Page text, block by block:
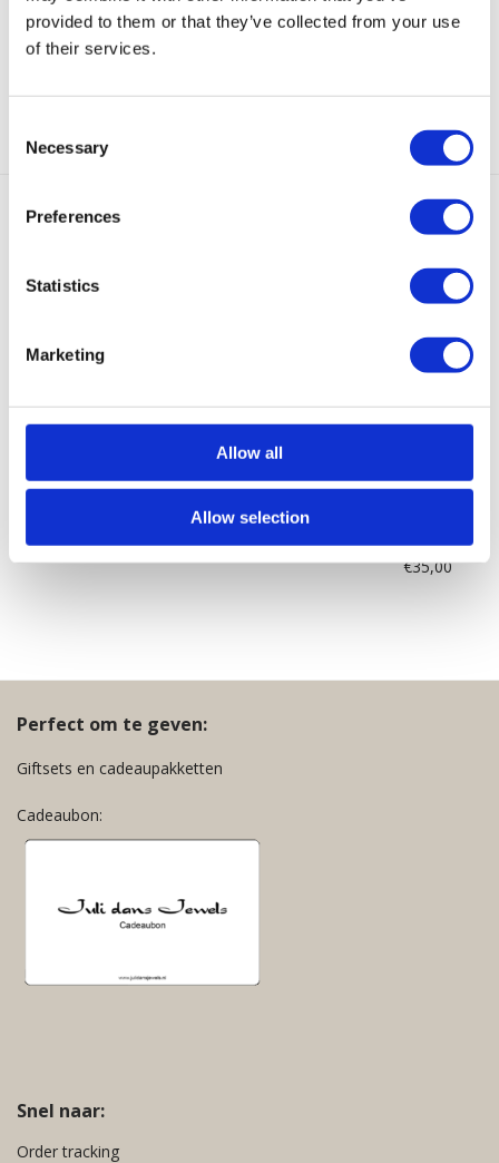
provided to them or that they’ve collected from your use
of their services.
Selection
Necessary
Preferences
Statistics
Marketing
Allow all
Allow selection
Aanvullende informatie
Large
Zilver
Kleine
Goud
Medium
Bernice
Gemstone
Goud
€59,95
Isabelle
Oorbellen
Goud
€65,00
Mini
Oorbel
€35,00
Perfect om te geven:
Giftsets en cadeaupakketten
Cadeaubon:
Snel naar:
Order tracking